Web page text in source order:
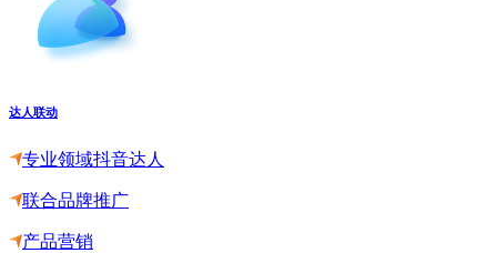
达人联动
专业领域抖音达人
联合品牌推广
产品营销